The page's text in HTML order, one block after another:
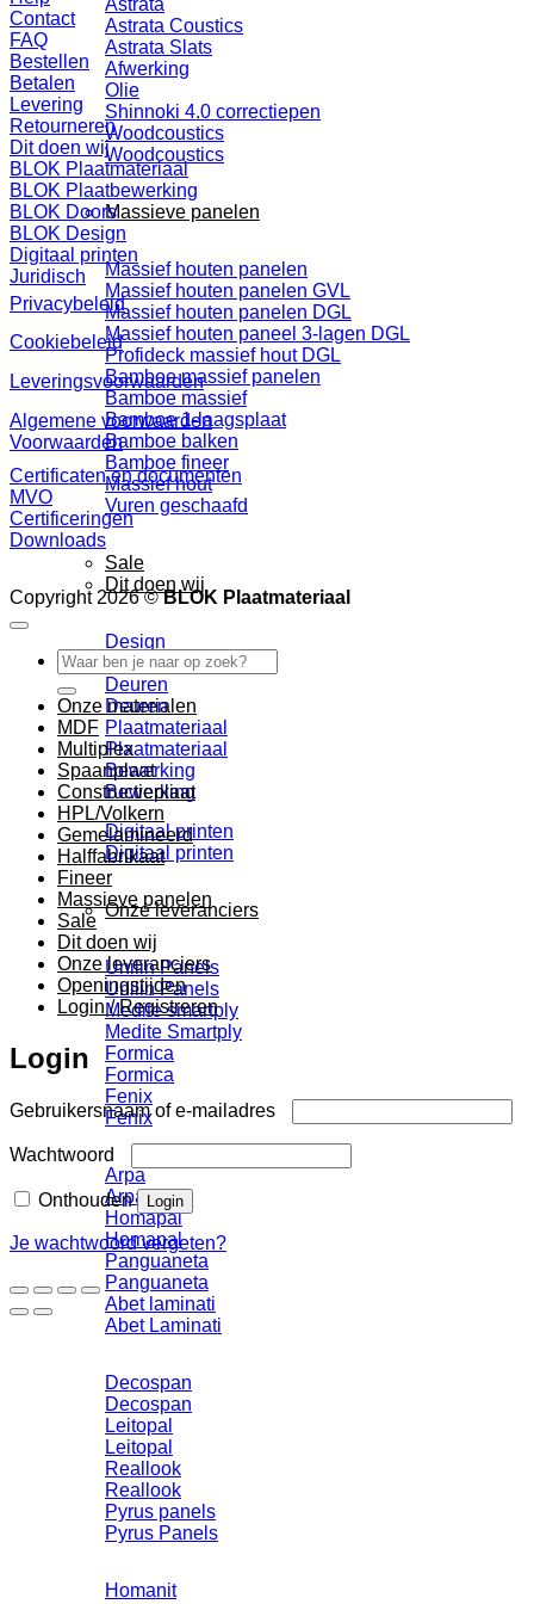
Astrata
Astrata Coustics
Astrata Slats
Afwerking
Olie
Shinnoki 4.0 correctiepen
Woodcoustics
Woodcoustics
Massieve panelen
Massief houten panelen
Massief houten panelen GVL
Massief houten panelen DGL
Massief houten paneel 3-lagen DGL
Profideck massief hout DGL
Bamboe massief panelen
Bamboe massief
Bamboe 1-laagsplaat
Bamboe balken
Bamboe fineer
Massief hout
Vuren geschaafd
Sale
Dit doen wij
Design
Design
Deuren
Deuren
Plaatmateriaal
Plaatmateriaal
Bewerking
Bewerking
Digitaal printen
Digitaal printen
Onze leveranciers
Unilin Panels
Unilin Panels
Medite smartply
Medite Smartply
Formica
Formica
Fenix
Fenix
Arpa
Arpa
Homapal
Homapal
Panguaneta
Panguaneta
Abet laminati
Abet Laminati
Decospan
Decospan
Leitopal
Leitopal
Reallook
Reallook
Pyrus panels
Pyrus Panels
Homanit
Contact
FAQ
Bestellen
Betalen
Levering
Retourneren
Dit doen wij
BLOK Plaatmateriaal
BLOK Plaatbewerking
BLOK Doors
BLOK Design
Digitaal printen
Juridisch
Privacybeleid
Cookiebeleid
Leveringsvoorwaarden
Algemene voorwaarden
Voorwaarden
Certificaten en documenten
MVO
Certificeringen
Downloads
Copyright 2026 ©BLOK Plaatmateriaal
Zoeken
naar:
Onze materialen
MDF
Multiplex
Spaanplaat
Constructieplaat
HPL/Volkern
Gemelamineerd
Halffabrikaat
Fineer
Massieve panelen
Sale
Dit doen wij
Onze leveranciers
Openingstijden
Login / Registreren
Login
Gebruikersnaam of e-mailadres
Wachtwoord
Onthouden Login
Je wachtwoord vergeten?